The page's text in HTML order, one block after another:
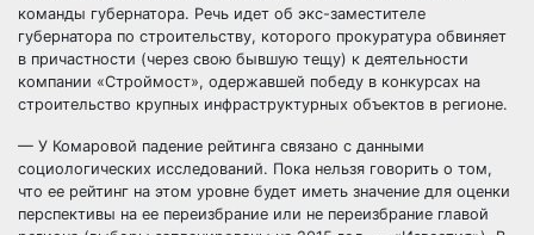
команды губернатора. Речь идет об экс-заместителе
губернатора по строительству, которого прокуратура обвиняет
в причастности (через свою бывшую тещу) к деятельности
компании «Строймост», одержавшей победу в конкурсах на
строительство крупных инфраструктурных объектов в регионе.
— У Комаровой падение рейтинга связано с данными
социологических исследований. Пока нельзя говорить о том,
что ее рейтинг на этом уровне будет иметь значение для оценки
перспективы на ее переизбрание или не переизбрание главой